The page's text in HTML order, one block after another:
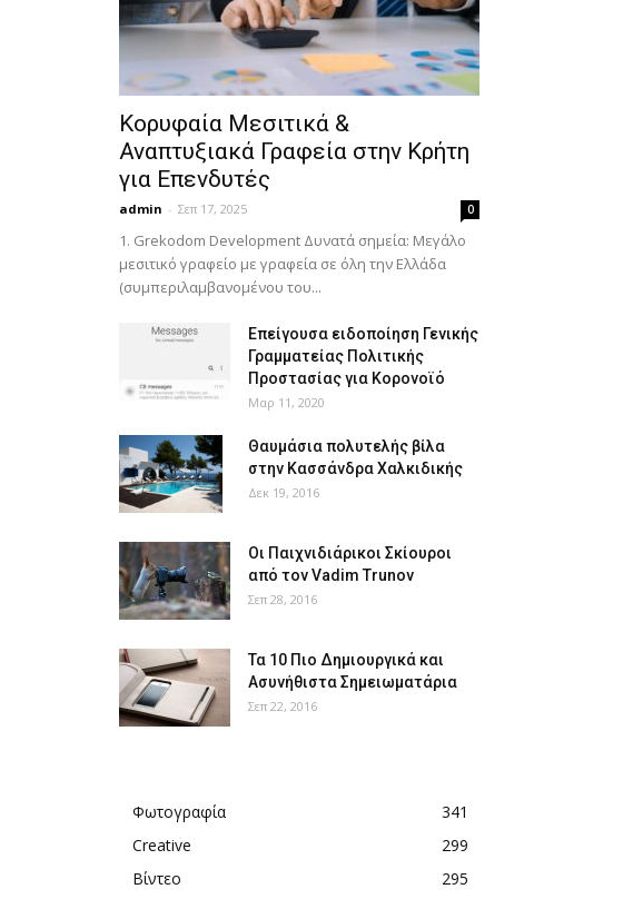
Κορυφαία Μεσιτικά &
Αναπτυξιακά Γραφεία στην Κρήτη
για Επενδυτές
admin - Σεπ 17, 2025 0
1. Grekodom Development Δυνατά σημεία: Μεγάλο
μεσιτικό γραφείο με γραφεία σε όλη την Ελλάδα
(συμπεριλαμβανομένου του...
Επείγουσα ειδοποίηση Γενικής
Γραμματείας Πολιτικής
Προστασίας για Κορονοϊό
Μαρ 11, 2020
Θαυμάσια πολυτελής βίλα
στην Κασσάνδρα Χαλκιδικής
Δεκ 19, 2016
Οι Παιχνιδιάρικοι Σκίουροι
από τον Vadim Trunov
Σεπ 28, 2016
Τα 10 Πιο Δημιουργικά και
Ασυνήθιστα Σημειωματάρια
Σεπ 22, 2016
Φωτογραφία
341
Creative
299
Βίντεο
295